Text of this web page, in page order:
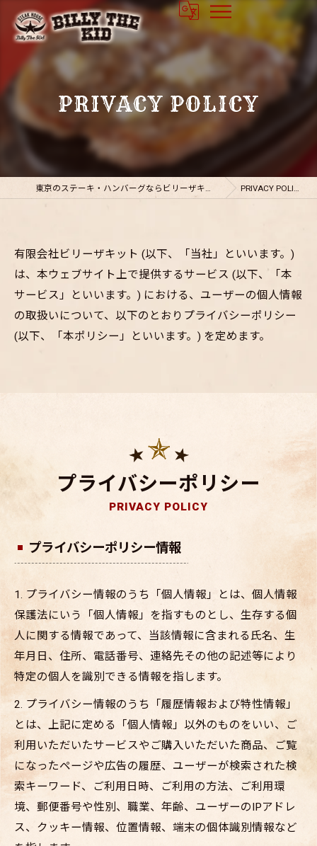
PRIVACY POLICY
東京のステーキ・ハンバーグならビリーザキット PRIVACY POLICY
有限会社ビリーザキット (以下、「当社」といいます。)
は、本ウェブサイト上で提供するサービス (以下、「本
サービス」といいます。) における、ユーザーの個人情報
の取扱いについて、以下のとおりプライバシーポリシー
(以下、「本ポリシー」といいます。) を定めます。
プライバシーポリシー
PRIVACY POLICY
プライバシーポリシー情報
1. プライバシー情報のうち「個人情報」とは、個人情報
保護法にいう「個人情報」を指すものとし、生存する個
人に関する情報であって、当該情報に含まれる氏名、生
年月日、住所、電話番号、連絡先その他の記述等により
特定の個人を識別できる情報を指します。
2. プライバシー情報のうち「履歴情報および特性情報」
とは、上記に定める「個人情報」以外のものをいい、ご
利用いただいたサービスやご購入いただいた商品、ご覧
になったページや広告の履歴、ユーザーが検索された検
索キーワード、ご利用日時、ご利用の方法、ご利用環
境、郵便番号や性別、職業、年齢、ユーザーのIPアドレ
ス、クッキー情報、位置情報、端末の個体識別情報など